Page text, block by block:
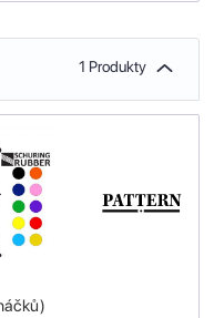
1 Produkty